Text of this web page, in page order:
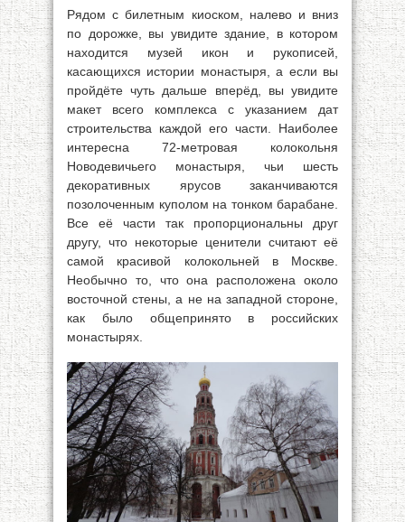
Рядом с билетным киоском, налево и вниз
по дорожке, вы увидите здание, в котором
находится музей икон и рукописей,
касающихся истории монастыря, а если вы
пройдёте чуть дальше вперёд, вы увидите
макет всего комплекса с указанием дат
строительства каждой его части. Наиболее
интересна 72-метровая колокольня
Новодевичьего монастыря, чьи шесть
декоративных ярусов заканчиваются
позолоченным куполом на тонком барабане.
Все её части так пропорциональны друг
другу, что некоторые ценители считают её
самой красивой колокольней в Москве.
Необычно то, что она расположена около
восточной стены, а не на западной стороне,
как было общепринято в российских
монастырях.